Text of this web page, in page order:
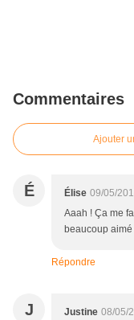
Commentaires
Ajouter
É Élise 09/05/
Aaah ! Ça me
beaucoup
Répondre
J Justine 08/05/